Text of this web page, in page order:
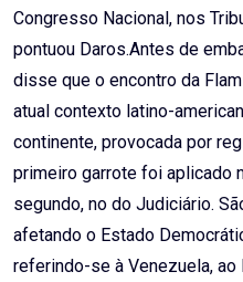
Congresso Nacional, nos
pontuou Daros.Antes de
disse que o encontro da
atual contexto latino-
continente, provocada por
primeiro garrote foi aplicado
segundo, no do Judiciário.
afetando o Estado
referindo-se à Venezuela, ao